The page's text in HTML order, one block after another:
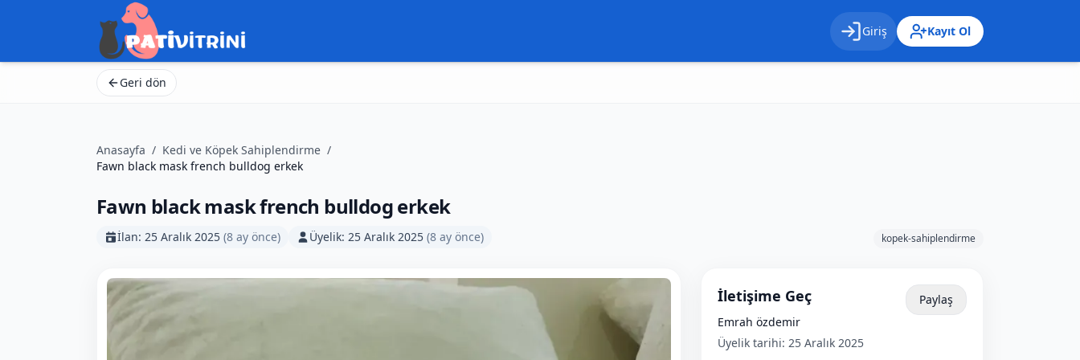
Giriş
Giriş Kayıt Ol
Kayıt Ol
Geri dön
Anasayfa / Kedi ve Köpek Sahiplendirme /
Fawn black mask french bulldog erkek
Fawn black mask french bulldog erkek
İlan: 25 Aralık 2025 (8 ay önce) Üyelik: 25 Aralık 2025 (8 ay önce) kopek-sahiplendirme
İletişime Geç
Emrah özdemir
Üyelik tarihi: 25 Aralık 2025
Paylaş